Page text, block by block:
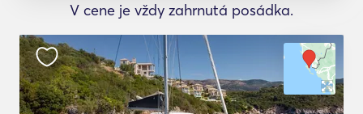
V cene je vždy zahrnutá posádka.